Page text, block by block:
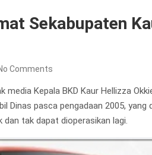
Sekabupaten
Comments
media Kepala BKD Kaur Hellizza
Dinas pasca pengadaan 2005,
dan tak dapat dioperasikan lagi.